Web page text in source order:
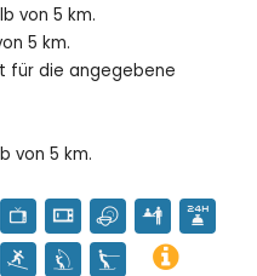
von 5 km.
5 km.
für die angegebene
von 5 km.